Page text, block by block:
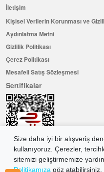
Size daha iyi bir alışveriş
kullanıyoruz. Çerezler,
sitemizi geliştirmemize
Politikamıza göz atabilirsiniz.
İletişim
Kişisel Verilerin Korunması ve
Aydınlatma Metni
Gizlilik Politikası
Çerez Politikası
Mesafeli Satış Sözleşmesi
Sertifikalar